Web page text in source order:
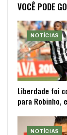
VOCÊ PODE
NOTÍCIAS
Liberdade foi
para Robinho,
NOTÍCIAS